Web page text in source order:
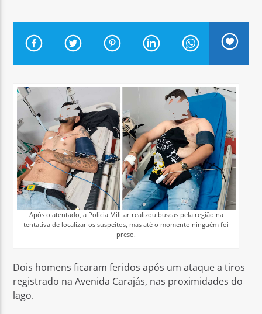
Após o atentado, a Polícia Militar realizou buscas pela região na
tentativa de localizar os suspeitos, mas até o momento ninguém foi
preso.
Dois homens ficaram feridos após um ataque a tiros
registrado na Avenida Carajás, nas proximidades do
lago.